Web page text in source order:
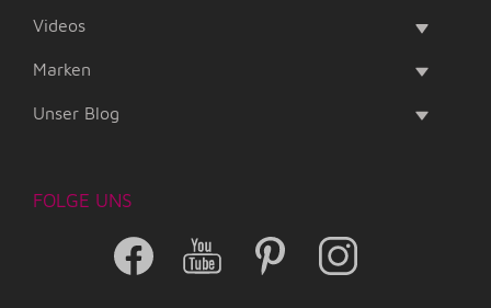
Videos
Marken
Unser Blog
FOLGE UNS